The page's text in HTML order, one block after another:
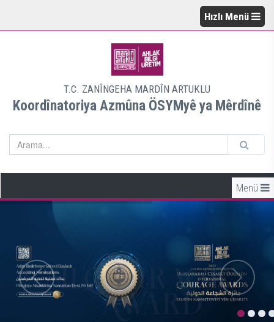
Hızlı Menü
T.C. ZANÎNGEHA MARDÎN ARTUKLU
Koordînatoriya Azmûna ÖSYMyê ya Mêrdînê
Menü